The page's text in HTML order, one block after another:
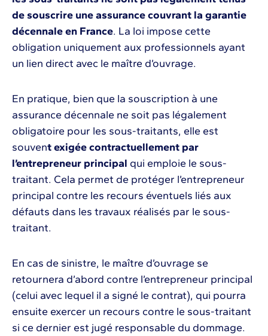
de souscrire une assurance couvrant la garantie
décennale en France. La loi impose cette
obligation uniquement aux professionnels ayant
un lien direct avec le maître d’ouvrage.
En pratique, bien que la souscription à une
assurance décennale ne soit pas légalement
obligatoire pour les sous-traitants, elle est
souvent exigée contractuellement par
l’entrepreneur principal qui emploie le sous-
traitant. Cela permet de protéger l’entrepreneur
principal contre les recours éventuels liés aux
défauts dans les travaux réalisés par le sous-
traitant.
En cas de sinistre, le maître d’ouvrage se
retournera d’abord contre l’entrepreneur principal
(celui avec lequel il a signé le contrat), qui pourra
ensuite exercer un recours contre le sous-traitant
si ce dernier est jugé responsable du dommage.